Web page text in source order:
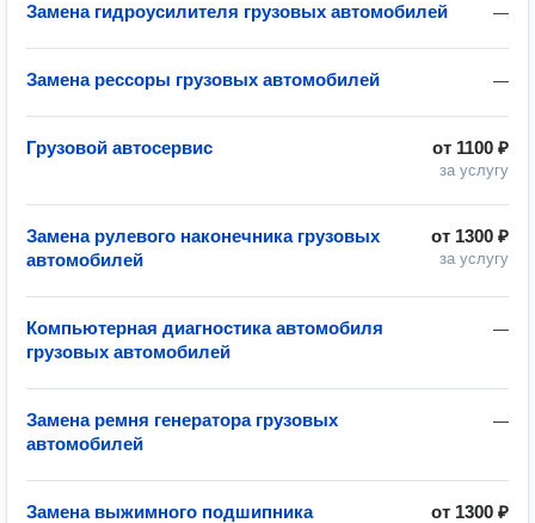
—
Замена гидроусилителя грузовых автомобилей
—
Замена рессоры грузовых автомобилей
от 1100 ₽
за услугу
Грузовой автосервис
от 1300 ₽
за услугу
Замена рулевого наконечника грузовых
автомобилей
—
Компьютерная диагностика автомобиля
грузовых автомобилей
—
Замена ремня генератора грузовых
автомобилей
от 1300 ₽
Замена выжимного подшипника